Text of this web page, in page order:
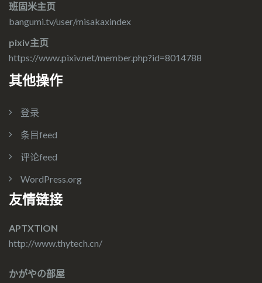
班固米主页
bangumi.tv/user/misakaxindex
pixiv主页
https://www.pixiv.net/member.php?id=8014788
其他操作
登录
条目feed
评论feed
WordPress.org
友情链接
APTXTION
http://www.thytech.cn/
かがやの部屋